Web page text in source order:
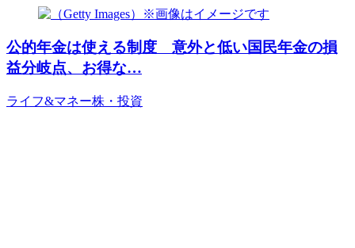
公的年金は使える制度 意外と低い国民年金の損
益分岐点、お得な…
ライフ&マネー株・投資